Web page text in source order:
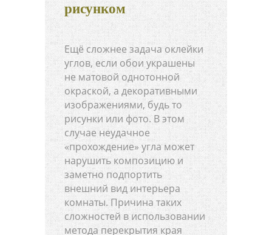
рисунком
Ещё сложнее задача оклейки
углов, если обои украшены
не матовой однотонной
окраской, а декоративными
изображениями, будь то
рисунки или фото. В этом
случае неудачное
«прохождение» угла может
нарушить композицию и
заметно подпортить
внешний вид интерьера
комнаты. Причина таких
сложностей в использовании
метода перекрытия края